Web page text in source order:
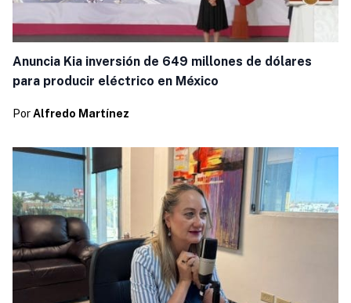
Anuncia Kia inversión de 649 millones de dólares
para producir eléctrico en México
Por Alfredo Martínez